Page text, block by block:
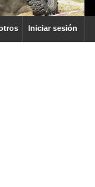
Iniciar sesión